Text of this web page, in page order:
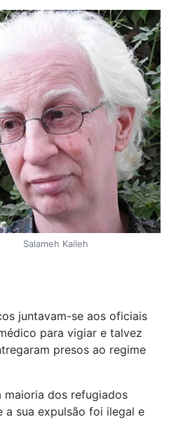
Salameh Kaileh
juntavam-se aos oficiais
para vigiar e talvez
presos ao regime
maioria dos refugiados
a sua expulsão foi ilegal e